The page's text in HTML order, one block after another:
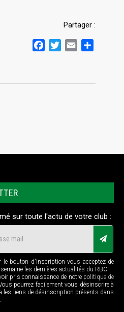
Partager :
FacebookTwitterEmail
sur toute l'actu de votre club :
le bouton d'inscription vous acceptez de
les dernières actualités du RBC.
pris connaissance de notre politique de
pourrez facilement vous désinscrire à
les liens de désinscription présents dans